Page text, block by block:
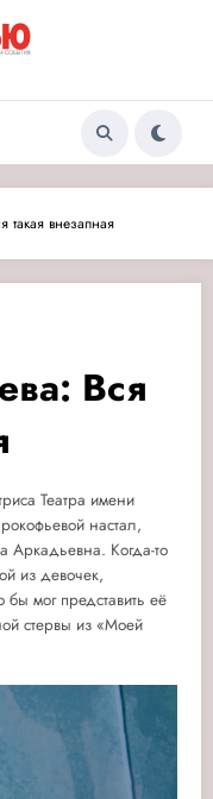
внезапная
Вся
Театра имени
настал,
Аркадьевна. Когда-то
из девочек,
бы мог представить её
стервы из «Моей